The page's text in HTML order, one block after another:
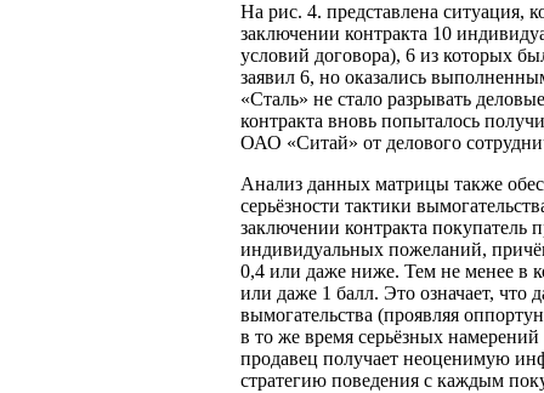
На рис. 4. представлена ситуация,
заключении контракта 10
условий договора), 6 из которых
заявил 6, но оказались
«Сталь» не стало разрывать
контракта вновь попыталось
ОАО «Ситай» от делового
Анализ данных матрицы также
серьёзности тактики
заключении контракта покупатель
индивидуальных пожеланий,
0,4 или даже ниже. Тем не менее в
или даже 1 балл. Это означает, что
вымогательства (проявляя
в то же время серьёзных
продавец получает неоценимую
стратегию поведения с каждым